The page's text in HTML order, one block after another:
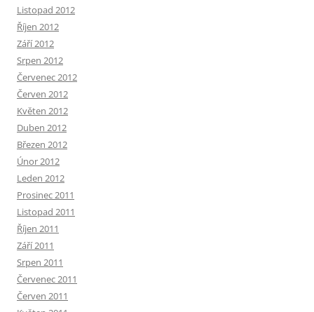
Listopad 2012
Říjen 2012
Září 2012
Srpen 2012
Červenec 2012
Červen 2012
Květen 2012
Duben 2012
Březen 2012
Únor 2012
Leden 2012
Prosinec 2011
Listopad 2011
Říjen 2011
Září 2011
Srpen 2011
Červenec 2011
Červen 2011